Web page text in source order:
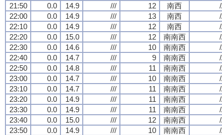
21:50
0.0 14.9 /// 12 南西
22:00
0.0 14.9 /// 13 南西
22:10
0.0 14.9 /// 12 南西
22:20
0.0 15.0 /// 12 南南西
22:30
0.0 14.6 /// 10 南南西
22:40
0.0 14.7 /// 9 南南西
22:50
0.0 14.8 /// 11 南南西
23:00
0.0 14.7 /// 10 南南西
23:10
0.0 14.7 /// 11 南南西
23:20
0.0 14.9 /// 11 南南西
23:30
0.0 14.9 /// 11 南南西
23:40
0.0 15.0 /// 12 南南西
23:50
0.0 14.9 /// 10 南南西